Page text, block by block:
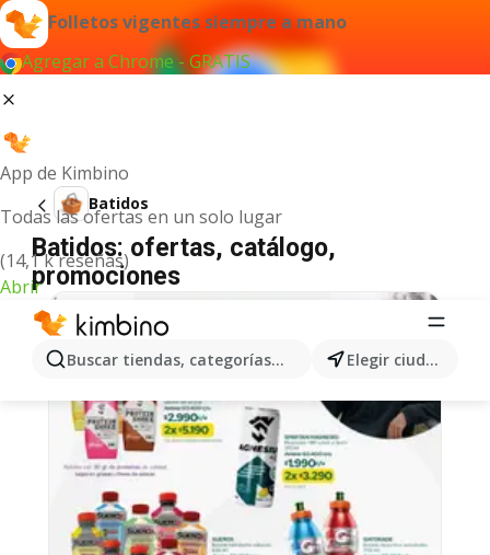
Folletos vigentes siempre a mano
Agregar a Chrome - GRATIS
App de Kimbino
Todas las ofertas en un solo lugar
(14,1 k reseñas)
Abrir
Buscar tiendas, categorías, productos... Elegir ciudad
Batidos
Batidos: ofertas, catálogo,
promociones